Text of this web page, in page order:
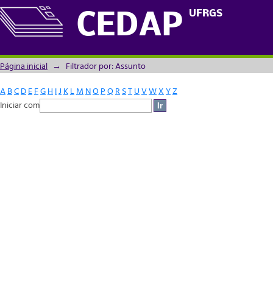
CEDAP UFRGS
Filtrador por: Assunto
Página inicial → Filtrador por: Assunto
ABCDEFGH IJ KLM NOPQRSTUVWXYZ
Iniciar com